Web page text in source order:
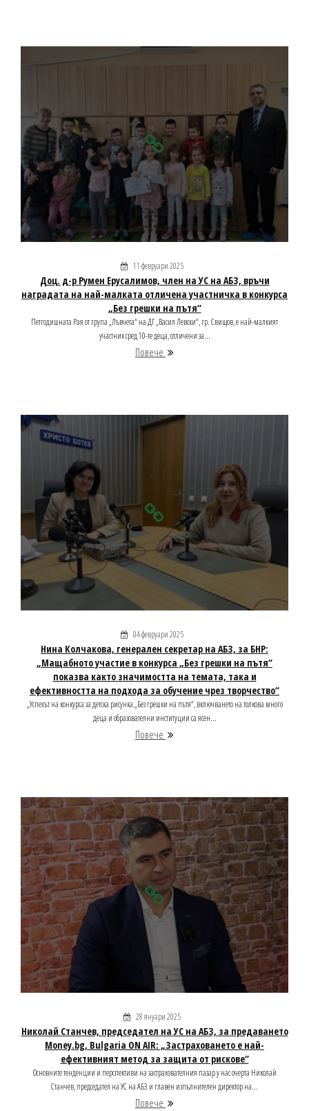
11 февруари 2025
Доц. д-р Румен Ерусалимов, член на УС на АБЗ, връчи
наградата на най-малката отличена участничка в конкурса
„Без грешки на пътя“
Петгодишната Рая от група „Лъвчета“ на ДГ „Васил Левски“, гр. Свищов, е най-малкият
участник сред 10-те деца, отличени за...
Повече
04 февруари 2025
Нина Колчакова, генерален секретар на АБЗ, за БНР:
„Мащабното участие в конкурса „Без грешки на пътя“
показва както значимостта на темата, така и
ефективността на подхода за обучение чрез творчество“
„Успехът на конкурса за детска рисунка „Без грешки на пътя“, включването на толкова много
деца и образователни институции са ясен...
Повече
28 януари 2025
Николай Станчев, председател на УС на АБЗ, за предаването
Money.bg, Bulgaria ON AIR: „Застраховането е най-
ефективният метод за защита от рискове“
Основните тенденции и перспективи на застрахователния пазар у нас очерта Николай
Станчев, председател на УС на АБЗ и главен изпълнителен директор на...
Повече